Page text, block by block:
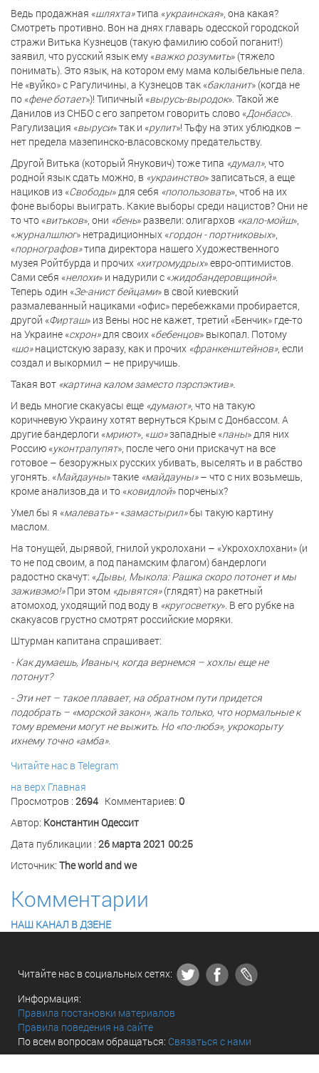
Ведь продажная «шляхта»типа «украинская», она какая?
Смотреть противно. Вон на днях главарь одесской городской
стражи Витька Кузнецов (такую фамилию собой поганит!)
заявил, что русский язык ему «важко розумить» (тяжело
понимать). Это язык, на котором ему мама колыбельные пела.
Не «вуйко» с Рагуличины, а Кузнецов так «бакланит» (когда не
по «фене ботает»)! Типичный «вырусь-выродок». Такой же
Данилов из СНБО с его запретом говорить слово «Донбасс».
Рагулизация «выруси» так и «рулит»! Тьфу на этих ублюдков –
нет предела мазепинско-власовскому предательству.
Другой Витька (который Янукович) тоже типа «думал», что
родной язык сдать можно, в «украинство» записаться, а еще
нациков из «Свободы» для себя «попользовать», чтоб на их
фоне выборы выиграть. Какие выборы среди нацистов? Они не
то что «витьков», они «бень» развели: олигархов «кало-мойш»,
«журналшлюг» нетрадиционных «гордон - портниковых»,
«порнографов»типа директора нашего Художественного
музея Ройтбурда и прочих «хитромудрых» евро-оптимистов.
Сами себя «нелохи» и надурили с «жидобандеровщиной».
Теперь один «Зе-анист бейцами» в свой киевский
размалеванный нациками «офис» перебежками пробирается,
другой «Фирташ» из Вены нос не кажет, третий «Бенчик» где-то
на Украине «схрон»для своих «бебенцов» выкопал. Потому
«шо»нацистскую заразу, как и прочих «франкенштейнов», если
создал и выкормил – не приручишь.
Такая вот «картина калом заместо пэрспэктив».
И ведь многие скакуасы еще «думают», что на такую
коричневую Украину хотят вернуться Крым с Донбассом. А
другие бандерлоги «мриют», «шо»западные «паны» для них
Россию «уконтрапупят», после чего они прискачут на все
готовое – безоружных русских убивать, выселять и в рабство
угонять. «Майдауны» такие «майдауны»– что с них возьмешь,
кроме анализов,да и то «ковидлой» порченых?
Умел бы я «малевать»- «замастырил»бы такую картину
маслом.
На тонущей, дырявой, гнилой укролохани – «Укрохохлохани» (и
то не под своим, а под панамским флагом) бандерлоги
радостно скачут: «Дывы, Мыкола: Рашка скоро потонет и мы
заживэмо!»При этом «дывятся»(глядят) на ракетный
атомоход, уходящий под воду в «кругосветку». В его рубке на
скакуасов грустно смотрят российские моряки.
Штурман капитана спрашивает:
- Как думаешь, Иваныч, когда вернемся – хохлы еще не
потонут?
- Эти нет – такое плавает, на обратном пути придется
подобрать – «морской закон», жаль только, что нормальные к
тому времени могут не выжить. Но «по-любэ», укрокорыту
ихнему точно «амба».
Читайте нас в Telegram
на верх Главная
Просмотров : 2694 Комментариев: 0
Автор: Константин Одессит
Дата публикации : 26 марта 2021 00:25
Источник: The world and we
Комментарии
НАШ КАНАЛ В ДЗЕНЕ
Читайте нас в социальных сетях:
Информация:
Правила постановки материалов
Правила поведения на сайте
По всем вопросам обращаться: Связаться с нами